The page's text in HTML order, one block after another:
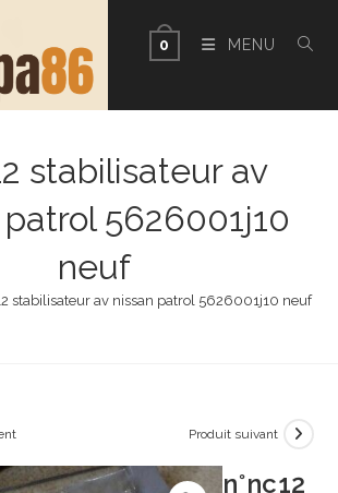
0 MENU
stabilisateur av
patrol 5626001j10
neuf
stabilisateur av nissan patrol 5626001j10 neuf
Produit suivant
n°nc12